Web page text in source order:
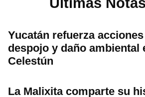
Yucatán refuerza
despojo y daño ambiental
Celestún
La Malixita comparte su